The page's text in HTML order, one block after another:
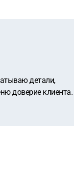
детали,
доверие клиента.